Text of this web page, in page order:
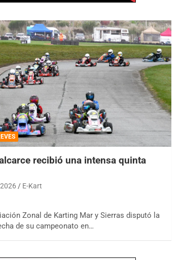
recibió una intensa quinta
E-Kart
Zonal de Karting Mar y Sierras disputó la
de su campeonato en…